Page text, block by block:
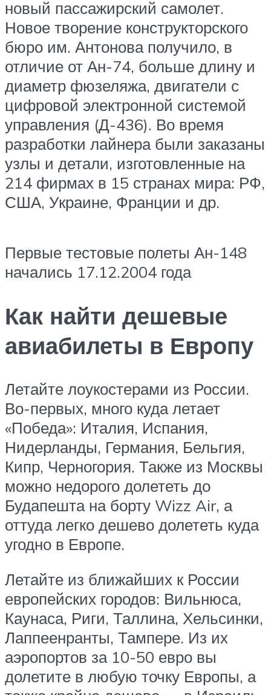
новый пассажирский самолет.
Новое творение конструкторского
бюро им. Антонова получило, в
отличие от Ан-74, больше длину и
диаметр фюзеляжа, двигатели с
цифровой электронной системой
управления (Д-436). Во время
разработки лайнера были заказаны
узлы и детали, изготовленные на
214 фирмах в 15 странах мира: РФ,
США, Украине, Франции и др.
Первые тестовые полеты Ан-148
начались 17.12.2004 года
Как найти дешевые
авиабилеты в Европу
Летайте лоукостерами из России.
Во-первых, много куда летает
«Победа»: Италия, Испания,
Нидерланды, Германия, Бельгия,
Кипр, Черногория. Также из Москвы
можно недорого долететь до
Будапешта на борту Wizz Air, а
оттуда легко дешево долететь куда
угодно в Европе.
Летайте из ближайших к России
европейских городов: Вильнюса,
Каунаса, Риги, Таллина, Хельсинки,
Лаппеенранты, Тампере. Из их
аэропортов за 10-50 евро вы
долетите в любую точку Европы, а